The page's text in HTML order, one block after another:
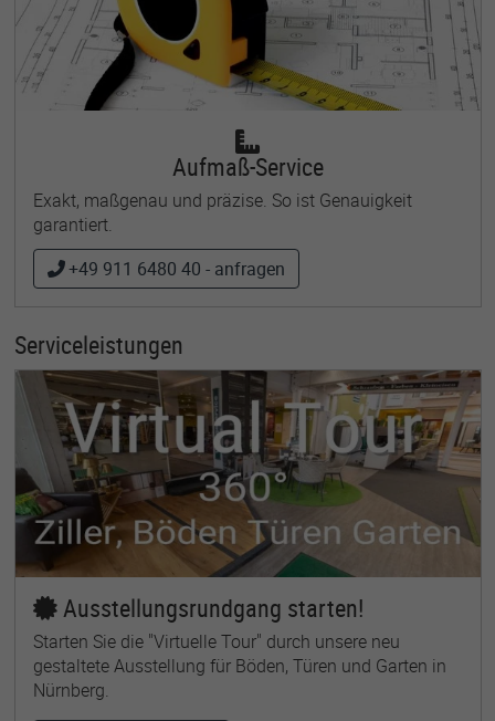
Aufmaß-Service
Exakt, maßgenau und präzise. So ist Genauigkeit
garantiert.
+49 911 6480 40 - anfragen
Serviceleistungen
Ausstellungsrundgang starten!
Starten Sie die "Virtuelle Tour" durch unsere neu
gestaltete Ausstellung für Böden, Türen und Garten in
Nürnberg.